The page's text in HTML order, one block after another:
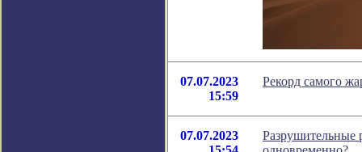
07.07.2023
15:59
Рекорд самого
07.07.2023
Разрушительные